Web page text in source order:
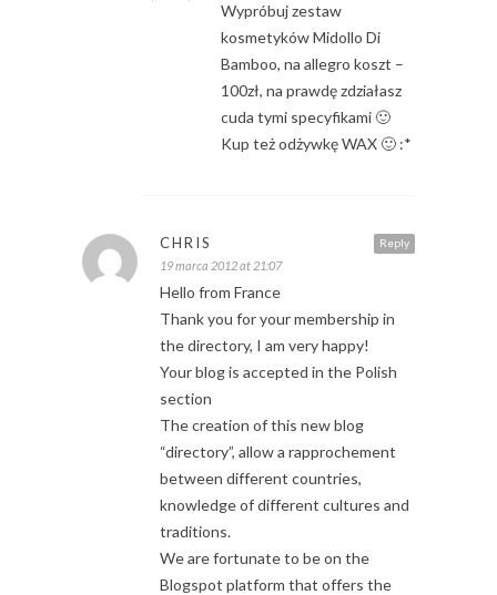
Wypróbuj zestaw
kosmetyków Midollo Di
Bamboo, na allegro koszt –
100zł, na prawdę zdziałasz
cuda tymi specyfikami 🙂
Kup też odżywkę WAX 🙂 :*
Reply
CHRIS
19 marca 2012 at 21:07
Hello from France
Thank you for your membership in
the directory, I am very happy!
Your blog is accepted in the Polish
section
The creation of this new blog
“directory”, allow a rapprochement
between different countries,
knowledge of different cultures and
traditions.
We are fortunate to be on the
Blogspot platform that offers the